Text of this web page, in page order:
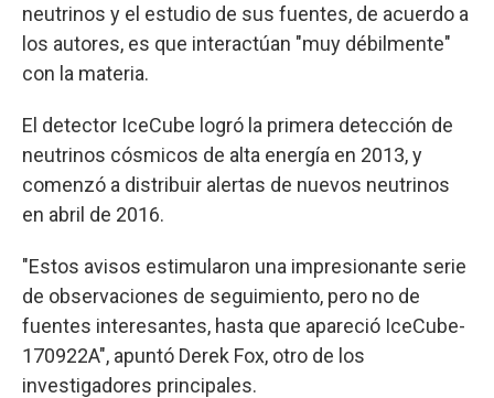
neutrinos y el estudio de sus fuentes, de acuerdo a
los autores, es que interactúan "muy débilmente"
con la materia.
El detector IceCube logró la primera detección de
neutrinos cósmicos de alta energía en 2013, y
comenzó a distribuir alertas de nuevos neutrinos
en abril de 2016.
"Estos avisos estimularon una impresionante serie
de observaciones de seguimiento, pero no de
fuentes interesantes, hasta que apareció IceCube-
170922A", apuntó Derek Fox, otro de los
investigadores principales.